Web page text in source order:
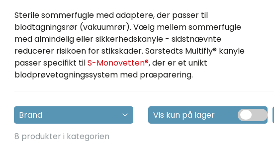
Sterile sommerfugle med adaptere, der passer til
blodtagningsrør (vakuumrør). Vælg mellem sommerfugle
med almindelig eller sikkerhedskanyle - sidstnævnte
reducerer risikoen for stikskader. Sarstedts Multifly® kanyle
passer specifikt tilS-Monovetten®, der er et unikt
blodprøvetagningssystem med præparering.
Vis kun på lager
8 produkter i kategorien